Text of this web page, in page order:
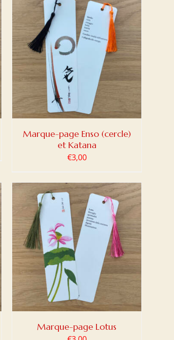
Marque-page Enso (cercle)
et Katana
€3,00
Marque-page Lotus